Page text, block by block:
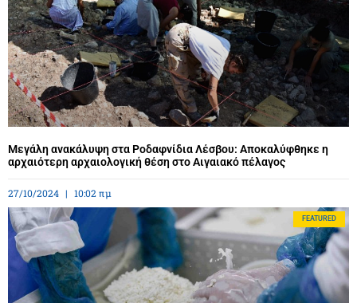
Μεγάλη ανακάλυψη στα Ροδαφνίδια Λέσβου: Αποκαλύφθηκε η
αρχαιότερη αρχαιολογική θέση στο Αιγαιακό πέλαγος
27/10/2024 10:02 πμ
FEATURED